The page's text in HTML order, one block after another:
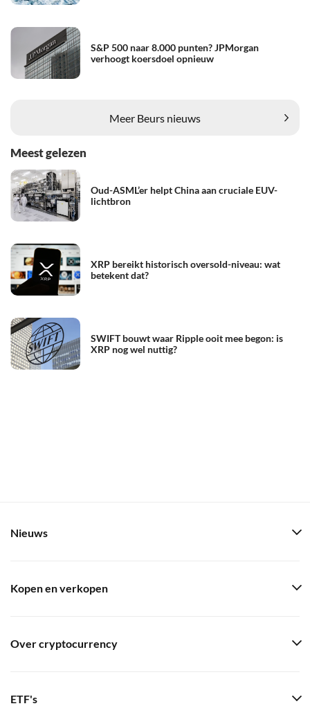
S&P 500 naar 8.000 punten? JPMorgan
verhoogt koersdoel opnieuw
Meer Beurs nieuws
Meest gelezen
Oud-ASML’er helpt China aan cruciale EUV-
lichtbron
XRP bereikt historisch oversold-niveau: wat
betekent dat?
SWIFT bouwt waar Ripple ooit mee begon: is
XRP nog wel nuttig?
Nieuws
Kopen en verkopen
Over cryptocurrency
ETF's